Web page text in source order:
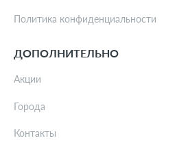
Политика конфиденциальности
ДОПОЛНИТЕЛЬНО
Акции
Города
Контакты